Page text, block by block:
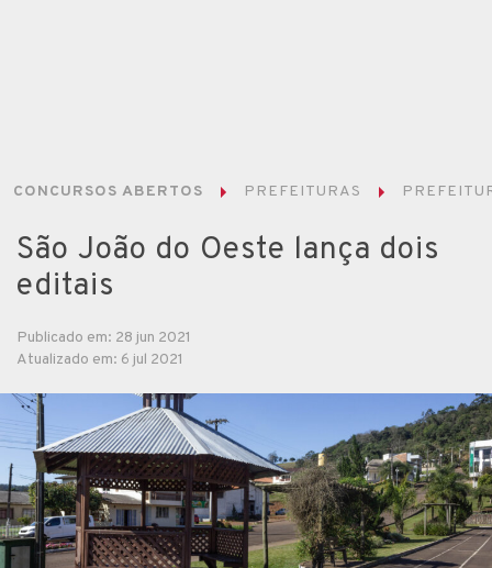
CONCURSOS ABERTOS PREFEITURAS
São João do Oeste lança dois
editais
Publicado em: 28 jun 2021
Atualizado em: 6 jul 2021